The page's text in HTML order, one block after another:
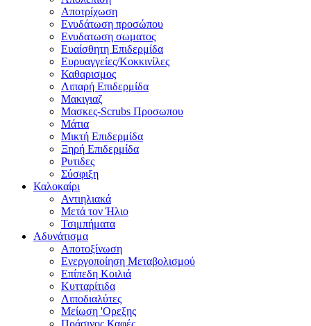
Αποτρίχωση
Ενυδάτωση προσώπου
Ενυδατωση σωματος
Ευαίσθητη Επιδερμίδα
Ευρυαγγείες/Κοκκινίλες
Καθαρισμος
Λιπαρή Επιδερμίδα
Μακιγιαζ
Μασκες-Scrubs Προσωπου
Μάτια
Μικτή Επιδερμίδα
Ξηρή Επιδερμίδα
Ρυτιδες
Σύσφιξη
Καλοκαίρι
Αντιηλιακά
Μετά τον Ήλιο
Τσιμπήματα
Αδυνάτισμα
Αποτοξίνωση
Ενεργοποίηση Μεταβολισμού
Επίπεδη Κοιλιά
Κυτταρίτιδα
Λιποδιαλύτες
Μείωση 'Ορεξης
Πράσινος Καφές